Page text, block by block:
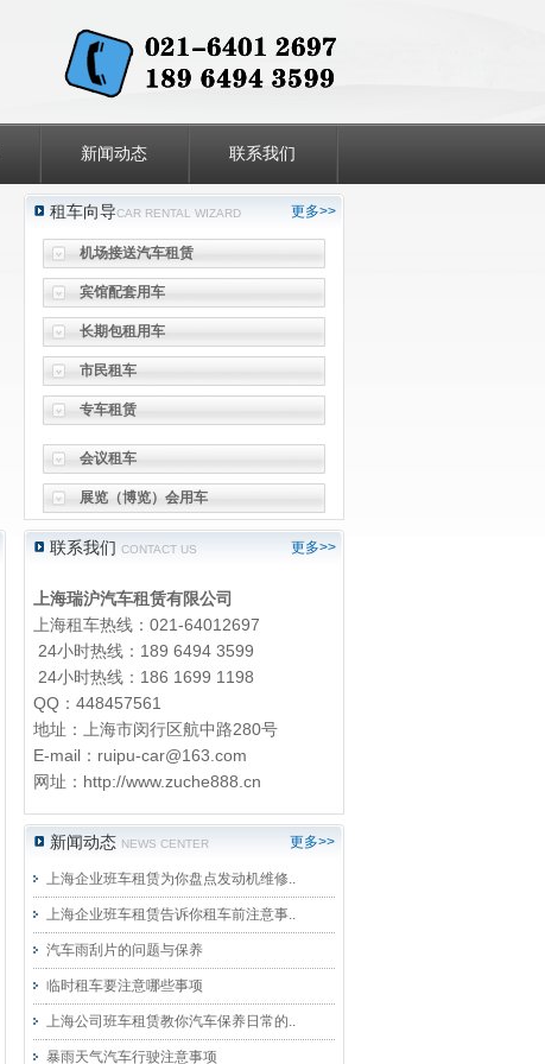
新闻动态 联系我们
租车向导CAR RENTAL WIZARD 更多>>
会议租车
展览（博览）会用车
文化体育活动用车
机场接送汽车租赁
宾馆配套用车
长期包租用车
市民租车
专车租赁
会议租车
展览（博览）会用车
节庆活动用车(婚庆租车)
机场接送汽车租赁
宾馆配套用车
长期包租用车
市民租车
专车租赁
联系我们 CONTACT US 更多>>
上海瑞沪汽车租赁有限公司
上海租车热线：021-64012697
24小时热线：189 6494 3599
24小时热线：186 1699 1198
QQ：448457561
地址：上海市闵行区航中路280号
E-mail： ruipu-car@163.com
网址： http://www.zuche888.cn
新闻动态 NEWS CENTER 更多>>
上海企业班车租赁为你盘点发动机维修..
上海企业班车租赁告诉你租车前注意事..
汽车雨刮片的问题与保养
临时租车要注意哪些事项
上海公司班车租赁教你汽车保养日常的..
暴雨天气汽车行驶注意事项